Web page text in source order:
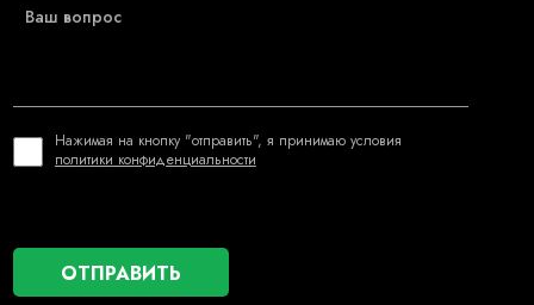
Нажимая на кнопку "отправить", я принимаю условия
политики конфиденциальности